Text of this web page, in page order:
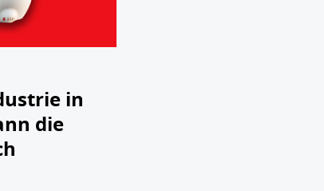
in
die